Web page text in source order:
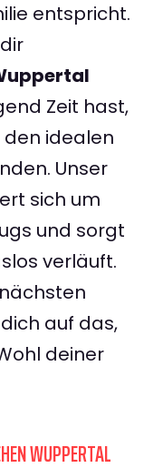
entspricht.
Zeit hast,
idealen
Unser
sich um
und sorgt
verläuft.
auf das,
deiner
WUPPERTAL